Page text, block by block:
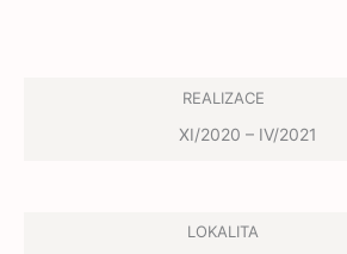
REALIZACE
XI/2020 – IV/2021
LOKALITA